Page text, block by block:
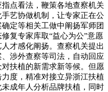
点看法，鞭策各地查察机关
艺协做机制，让专家正在公
定等相关工做中阐扬军师团
复专家库取“益心为公”意愿
才感化阐扬。查察机关提出
涉外查察等司法，自动回应
扶植的新需求新等候。但愿
度，精准对接立异浙江扶植
成年人分析品牌扶植，同时